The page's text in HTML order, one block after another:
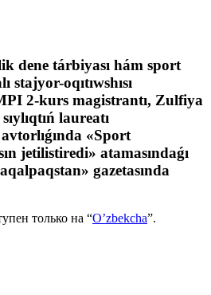
dene tárbiyası hám sport
oqıtıwshısı
2-kurs magistrantı, Zulfiya
laureatı
«Sport
jetilistiredi» atamasındaǵı
gazetasında
только на “O’zbekcha”.